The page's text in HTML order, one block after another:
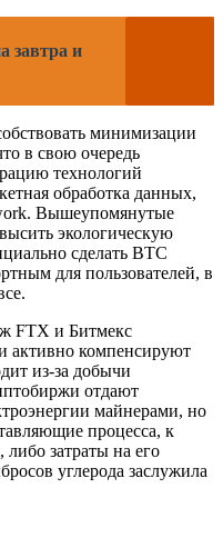
завтра и
минимизации
в свою очередь
технологий
обработка данных,
Вышеупомянутые
экологическую
сделать ВТС
для пользователей, в
FTX и Битмекс
активно компенсируют
из-за добычи
отдают
майнерами, но
процесса, к
либо затраты на его
углерода заслужила